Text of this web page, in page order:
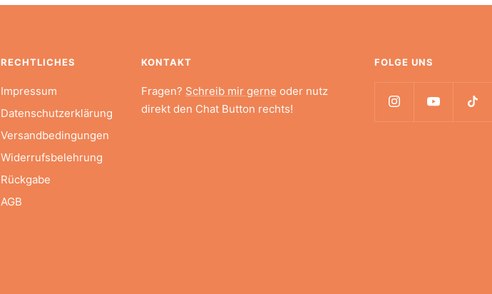
RECHTLICHES
Impressum
Datenschutzerklärung
Versandbedingungen
Widerrufsbelehrung
Rückgabe
AGB
KONTAKT
Fragen? Schreib mir gerne oder nutz
direkt den Chat Button rechts!
FOLGE UNS